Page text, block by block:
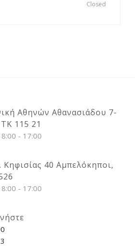
Closed
Αθηνών Αθανασιάδου 7-
115 21
- 17:00
Κηφισίας 40 Αμπελόκηποι,
- 17:00